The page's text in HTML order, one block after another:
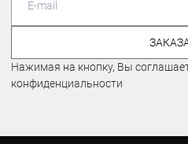
Нажимая на кнопку, Вы
конфиденциальности